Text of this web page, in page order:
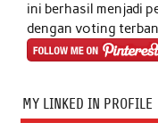
ini berhasil menjadi
dengan voting
MY LINKED IN PROFILE